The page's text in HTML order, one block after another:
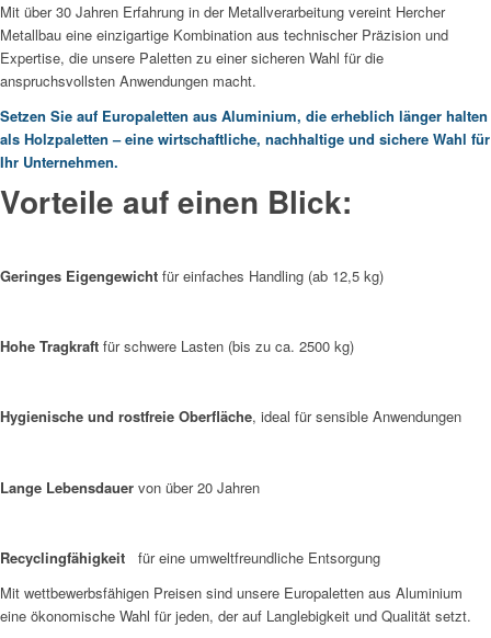
Mit über 30 Jahren Erfahrung in der Metallverarbeitung vereint Hercher
Metallbau eine einzigartige Kombination aus technischer Präzision und
Expertise, die unsere Paletten zu einer sicheren Wahl für die
anspruchsvollsten Anwendungen macht.
Setzen Sie auf Europaletten aus Aluminium, die erheblich länger halten
als Holzpaletten – eine wirtschaftliche, nachhaltige und sichere Wahl für
Ihr Unternehmen.
Vorteile auf einen Blick:
Geringes Eigengewicht für einfaches Handling (ab 12,5 kg)
Hohe Tragkraft für schwere Lasten (bis zu ca. 2500 kg)
Hygienische und rostfreie Oberfläche, ideal für sensible Anwendungen
Lange Lebensdauer von über 20 Jahren
Recyclingfähigkeit für eine umweltfreundliche Entsorgung
Mit wettbewerbsfähigen Preisen sind unsere Europaletten aus Aluminium
eine ökonomische Wahl für jeden, der auf Langlebigkeit und Qualität setzt.